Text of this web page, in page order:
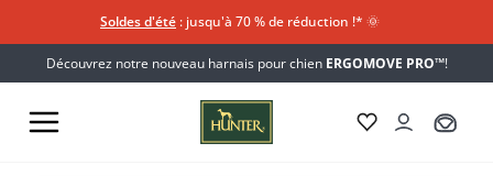
Soldes d'été : jusqu'à 70 % de réduction !*​ 🌞
Découvrez notre nouveau harnais pour chien ERGOMOVE PRO™!